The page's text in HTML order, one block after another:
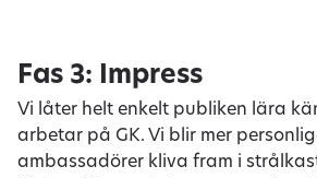
Fas 3: Impress
Vi låter helt enkelt publiken lära
arbetar på GK. Vi blir mer
ambassadörer kliva fram i